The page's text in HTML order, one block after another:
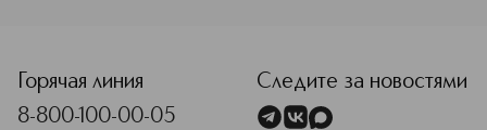
Горячая линия
8-800-100-00-05
Следите за новостями